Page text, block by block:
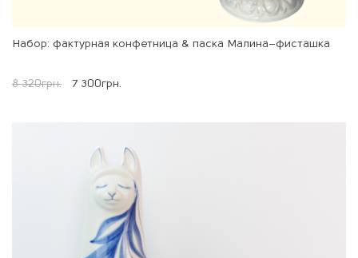
Набор: фактурная конфетница & паска Малина–фисташка
8 320грн. 7 300грн.